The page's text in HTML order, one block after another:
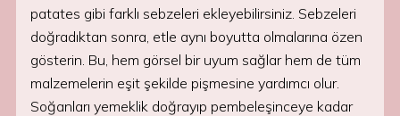
patates gibi farklı sebzeleri ekleyebilirsiniz. Sebzeleri
doğradıktan sonra, etle aynı boyutta olmalarına özen
gösterin. Bu, hem görsel bir uyum sağlar hem de tüm
malzemelerin eşit şekilde pişmesine yardımcı olur.
Soğanları yemeklik doğrayıp pembeleşinceye kadar